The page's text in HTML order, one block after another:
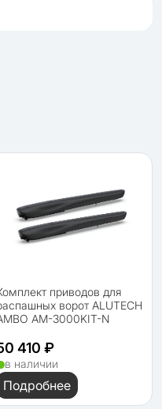
приводов для
ворот ALUTECH
AM-3000KIT-N
410 ₽
в наличии
Подробнее